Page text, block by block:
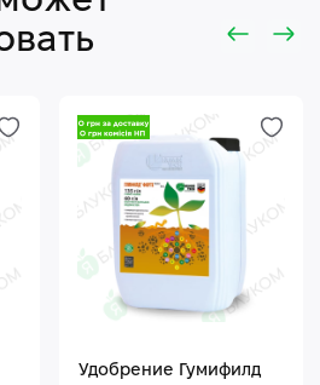
Удобрение Гумифилд